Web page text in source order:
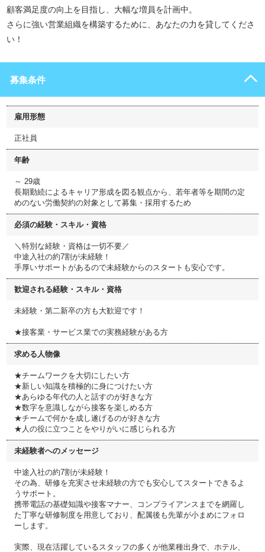
顧客満足度の向上を目指し、大幅な増員を計画中。
さらに強い営業組織を構築するために、あなたの力を貸してくださ
い！
募集条件
雇用形態
正社員
年齢
～ 29歳
長期勤続によるキャリア形成を図る観点から、若年者等を期間の定
めのない労働契約の対象として募集・採用するため
必須の経験・スキル・資格
＼特別な経験・資格は一切不要／
中途入社の約7割が未経験！
手厚いサポートがあるので未経験からのスタートも安心です。
歓迎される経験・スキル・資格
未経験・第二新卒の方も大歓迎です！
★接客業・サービス業での実務経験がある方
求める人物像
★チームワークを大切にしたい方
★新しい知識を積極的に身につけたい方
★あらゆる年代の人と話すのが好きな方
★数字を意識しながら接客を楽しめる方
★チームで何かを成し遂げるのが好きな方
★人の役に立つことをやりがいに感じられる方
未経験者へのメッセージ
中途入社の約7割が未経験！
その為、研修を充実させ未経験の方でも安心してスタートできるよ
うサポート。
携帯電話の基礎知識や接客マナー、コンプライアンスまでを網羅し
た丁寧な研修制度を用意しており、配属後も先輩が小まめにフォロ
ーします。
実際、現在活躍しているスタッフの多くが他業種出身で、ホテル、